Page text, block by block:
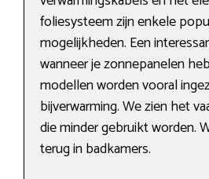
foliesysteem zijn enkele
mogelijkheden. Een
wanneer je zonnepanelen
modellen worden vooral
bijverwarming. We zien het
die minder gebruikt worden.
terug in badkamers.